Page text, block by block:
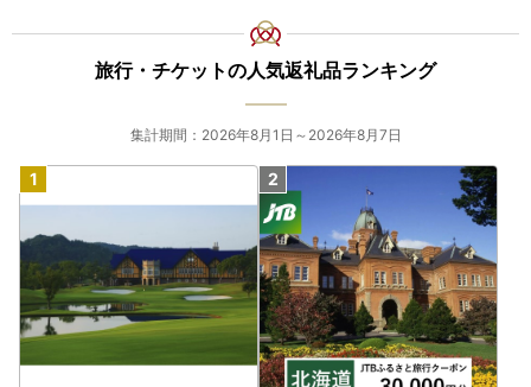
旅行・チケットの人気返礼品ランキング
集計期間：2026年8月1日～2026年8月7日